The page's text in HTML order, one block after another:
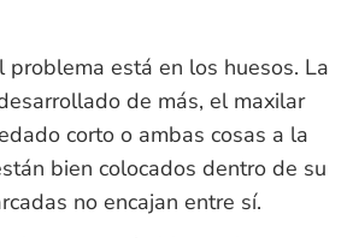
problema está en los huesos. La
de más, el maxilar
corto o ambas cosas a la
bien colocados dentro de su
no encajan entre sí.